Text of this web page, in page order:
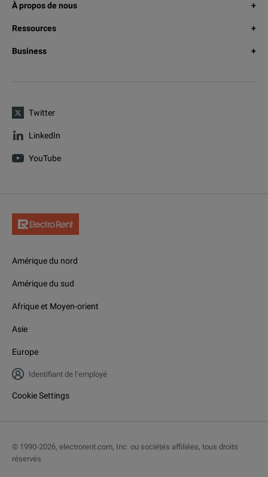
À propos de nous
Ressources
Business
Twitter
LinkedIn
YouTube
Amérique du nord
Amérique du sud
Afrique et Moyen-orient
Asie
Europe
Identifiant de l’employé
Cookie Settings
© 1990-2026, electrorent.com, Inc. ou sociétés affiliées, tous droits
réservés